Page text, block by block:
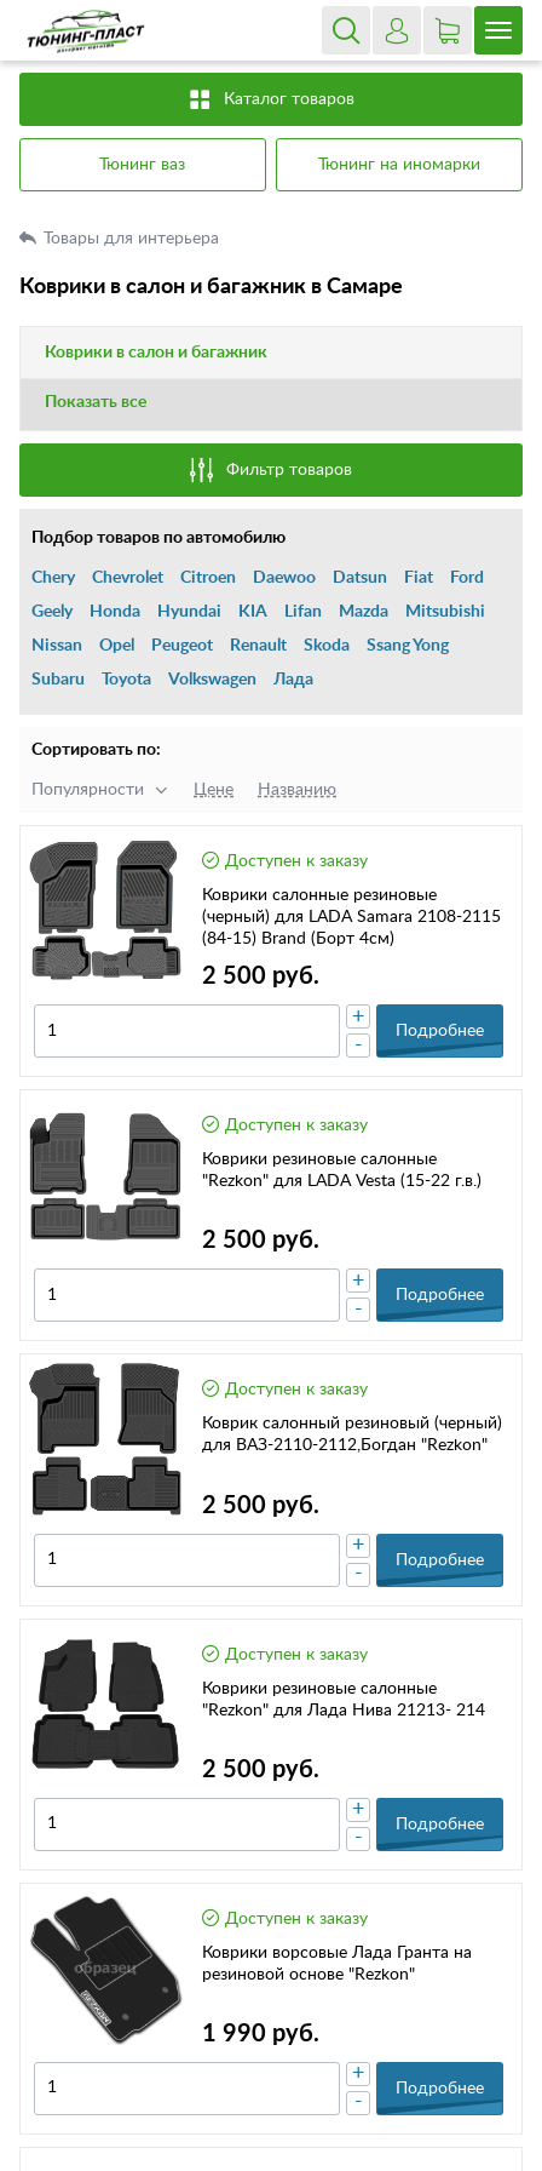
Каталог товаров
Тюнинг ваз Тюнинг на иномарки
Товары для интерьера
Коврики в салон и багажник в Самаре
Коврики в салон и багажник
Показать все
Фильтр товаров
Подбор товаров по автомобилю
Chery Chevrolet Citroen Daewoo Datsun Fiat
Ford
Geely
Honda Hyundai KIA Lifan Mazda
Mitsubishi
Nissan
Opel Peugeot Renault Skoda
Ssang Yong
Subaru
Toyota Volkswagen Лада
Сортировать по:
Популярности Цене Названию
Доступен к заказу
Коврики салонные резиновые
(черный) для LADA Samara 2108-2115
(84-15) Brand (Борт 4см)
2 500 руб.
-
+
Подробнее
Доступен к заказу
Коврики резиновые салонные
"Rezkon" для LADA Vesta (15-22 г.в.)
2 500 руб.
-
+
Подробнее
Доступен к заказу
Коврик салонный резиновый (черный)
для ВАЗ-2110-2112,Богдан "Rezkon"
2 500 руб.
-
+
Подробнее
Доступен к заказу
Коврики резиновые салонные
"Rezkon" для Лада Нива 21213- 214
2 500 руб.
-
+
Подробнее
Доступен к заказу
Коврики ворсовые Лада Гранта на
резиновой основе "Rezkon"
1 990 руб.
-
+
Подробнее